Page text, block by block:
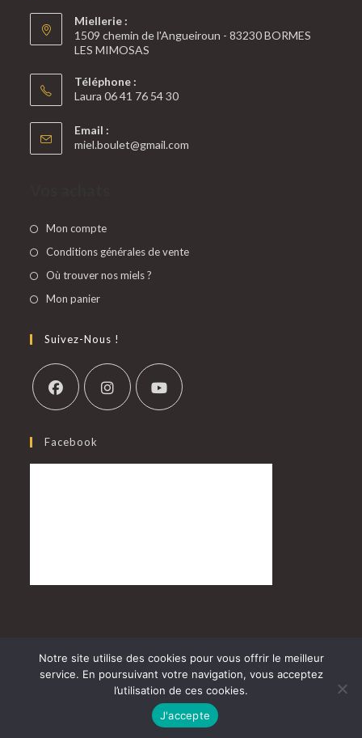
Miellerie :
1509 chemin de l'Angueiroun - 83230 BORMES
LES MIMOSAS
Téléphone :
Laura 06 41 76 54 30
Email :
miel.boulet@gmail.com
Mon compte
Conditions générales de vente
Où trouver nos miels ?
Mon panier
Suivez-Nous !
Facebook
Contact Mentions légales Conditions Générales de Vente
© 2026 La Butinerie - Webmaster
Notre site utilise des cookies pour vous offrir le meilleur
service. En poursuivant votre navigation, vous acceptez
l’utilisation de ces cookies.
J'accepte